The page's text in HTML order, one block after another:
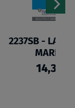
2237SB -
MARIVAL
14,30 €